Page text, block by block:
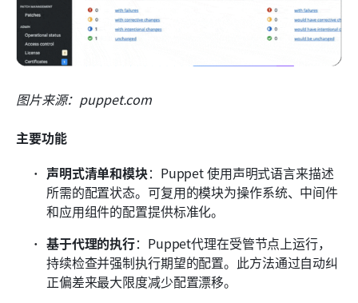
图片来源：puppet.com
主要功能
声明式清单和模块：Puppet 使用声明式语言来描述
所需的配置状态。可复用的模块为操作系统、中间件
和应用组件的配置提供标准化。
基于代理的执行：Puppet代理在受管节点上运行，
持续检查并强制执行期望的配置。此方法通过自动纠
正偏差来最大限度减少配置漂移。